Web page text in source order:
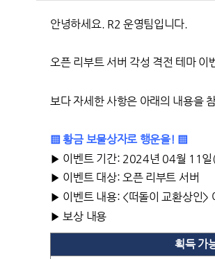
안녕하세요. R2 운영팀입니다.
오픈 리부트 서버 각성 격전 테마
보다 자세한 사항은 아래의 내용을
▒ 황금 보물상자로 행운을! ▒
▶ 이벤트 기간: 2024년 04월 11일
▶ 이벤트 대상: 오픈 리부트 서버
▶ 이벤트 내용: <떠돌이 교환상인>
▶ 보상 내용
획득 가